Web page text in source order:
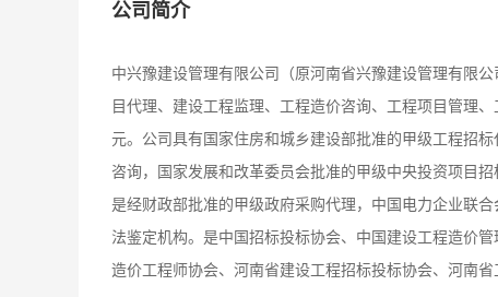
公司简介
中兴豫建设管理有限公司（原河南省兴豫建设管理有限
目代理、建设工程监理、工程造价咨询、工程项目管理
元。公司具有国家住房和城乡建设部批准的甲级工程招
咨询，国家发展和改革委员会批准的甲级中央投资项目
是经财政部批准的甲级政府采购代理，中国电力企业联
法鉴定机构。是中国招标投标协会、中国建设工程造价
造价工程师协会、河南省建设工程招标投标协会、河南